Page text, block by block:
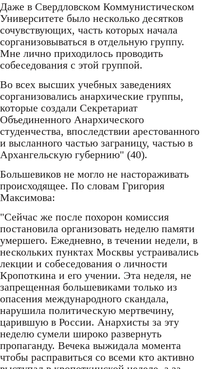
Даже в Свердловском Коммунистическом
Университете было несколько десятков
сочувствующих, часть которых начала
сорганизовываться в отдельную группу.
Мне лично приходилось проводить
собеседования с этой группой.
Во всех высших учебных заведениях
сорганизовались анархические группы,
которые создали Секретариат
Объединенного Анархического
студенчества, впоследствии арестованного
и высланного частью заграницу, частью в
Архангельскую губернию" (40).
Большевиков не могло не настораживать
происходящее. По словам Григория
Максимова:
"Сейчас же после похорон комиссия
постановила организовать неделю памяти
умершего. Ежедневно, в течении недели, в
нескольких пунктах Москвы устраивались
лекции и собеседования о личности
Кропоткина и его учении. Эта неделя, не
запрещенная большевиками только из
опасения международного скандала,
нарушила политическую мертвечину,
царившую в России. Анархисты за эту
неделю сумели широко развернуть
пропаганду. Вечека выжидала момента
чтобы расправиться со всеми кто активно